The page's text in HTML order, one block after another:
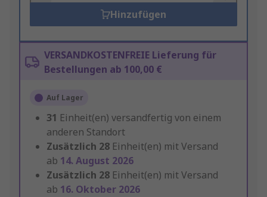
Hinzufügen
VERSANDKOSTENFREIE Lieferung für
Bestellungen ab 100,00 €
Auf Lager
31 Einheit(en) versandfertig von einem
anderen Standort
Zusätzlich 28 Einheit(en) mit Versand
ab 14. August 2026
Zusätzlich 28 Einheit(en) mit Versand
ab 16. Oktober 2026